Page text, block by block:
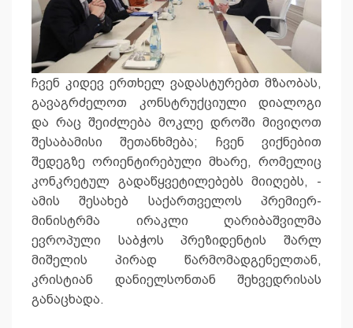
ჩვენ კიდევ ერთხელ ვადასტურებთ მზაობას,
გავაგრძელოთ კონსტრუქციული დიალოგი
და რაც შეიძლება მოკლე დროში მივიღოთ
შესაბამისი შეთანხმება; ჩვენ ვიქნებით
შედეგზე ორიენტირებული მხარე, რომელიც
კონკრეტულ გადაწყვეტილებებს მიიღებს, -
ამის შესახებ საქართველოს პრემიერ-
მინისტრმა ირაკლი ღარიბაშვილმა
ევროპული საბჭოს პრეზიდენტის შარლ
მიშელის პირად წარმომადგენელთან,
კრისტიან დანიელსონთან შეხვედრისას
განაცხადა.